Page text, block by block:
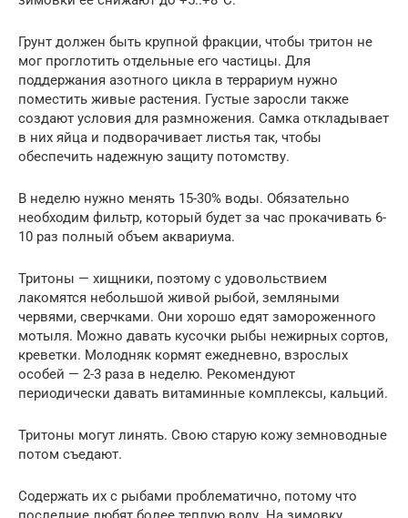
Грунт должен быть крупной фракции, чтобы тритон не
мог проглотить отдельные его частицы. Для
поддержания азотного цикла в террариум нужно
поместить живые растения. Густые заросли также
создают условия для размножения. Самка откладывает
в них яйца и подворачивает листья так, чтобы
обеспечить надежную защиту потомству.
В неделю нужно менять 15-30% воды. Обязательно
необходим фильтр, который будет за час прокачивать 6-
10 раз полный объем аквариума.
Тритоны — хищники, поэтому с удовольствием
лакомятся небольшой живой рыбой, земляными
червями, сверчками. Они хорошо едят замороженного
мотыля. Можно давать кусочки рыбы нежирных сортов,
креветки. Молодняк кормят ежедневно, взрослых
особей — 2-3 раза в неделю. Рекомендуют
периодически давать витаминные комплексы, кальций.
Тритоны могут линять. Свою старую кожу земноводные
потом съедают.
Содержать их с рыбами проблематично, потому что